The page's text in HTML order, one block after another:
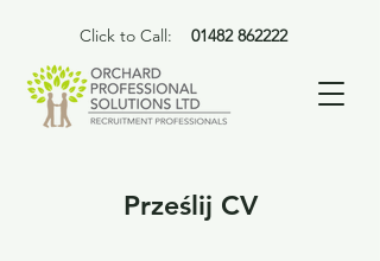
01482 862222
Click to Call:
Prześlij CV